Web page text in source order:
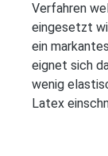
Verfahren
eingesetzt
ein
eignet sich
wenig
Latex